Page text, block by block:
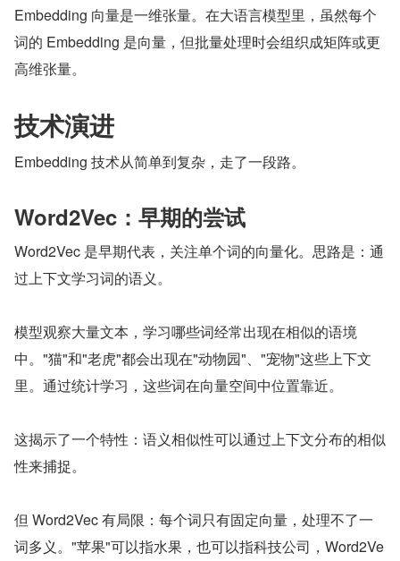
Embedding 向量是一维张量。在大语言模型里，虽然每个
词的 Embedding 是向量，但批量处理时会组织成矩阵或更
高维张量。
技术演进
Embedding 技术从简单到复杂，走了一段路。
Word2Vec：早期的尝试
Word2Vec 是早期代表，关注单个词的向量化。思路是：通
过上下文学习词的语义。
模型观察大量文本，学习哪些词经常出现在相似的语境
中。"猫"和"老虎"都会出现在"动物园"、"宠物"这些上下文
里。通过统计学习，这些词在向量空间中位置靠近。
这揭示了一个特性：语义相似性可以通过上下文分布的相似
性来捕捉。
但 Word2Vec 有局限：每个词只有固定向量，处理不了一
词多义。"苹果"可以指水果，也可以指科技公司，Word2Ve